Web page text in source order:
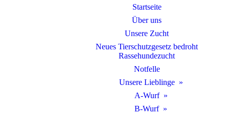
Startseite
Über uns
Unsere Zucht
Neues Tierschutzgesetz bedroht
Rassehundezucht
Notfelle
Unsere Lieblinge
A-Wurf
B-Wurf